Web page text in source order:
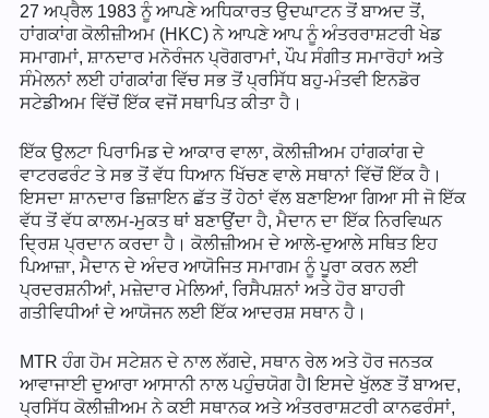
27 ਅਪ੍ਰੈਲ 1983 ਨੂੰ ਆਪਣੇ ਅਧਿਕਾਰਤ ਉਦਘਾਟਨ ਤੋਂ ਬਾਅਦ ਤੋਂ,
ਹਾਂਗਕਾਂਗ ਕੋਲੀਜ਼ੀਅਮ (HKC) ਨੇ ਆਪਣੇ ਆਪ ਨੂੰ ਅੰਤਰਰਾਸ਼ਟਰੀ ਖੇਡ
ਸਮਾਗਮਾਂ, ਸ਼ਾਨਦਾਰ ਮਨੋਰੰਜਨ ਪ੍ਰੋਗਰਾਮਾਂ, ਪੌਪ ਸੰਗੀਤ ਸਮਾਰੋਹਾਂ ਅਤੇ
ਸੰਮੇਲਨਾਂ ਲਈ ਹਾਂਗਕਾਂਗ ਵਿੱਚ ਸਭ ਤੋਂ ਪ੍ਰਸਿੱਧ ਬਹੁ-ਮੰਤਵੀ ਇਨਡੋਰ
ਸਟੇਡੀਅਮ ਵਿੱਚੋਂ ਇੱਕ ਵਜੋਂ ਸਥਾਪਿਤ ਕੀਤਾ ਹੈ।
ਇੱਕ ਉਲਟਾ ਪਿਰਾਮਿਡ ਦੇ ਆਕਾਰ ਵਾਲਾ, ਕੋਲੀਜ਼ੀਅਮ ਹਾਂਗਕਾਂਗ ਦੇ
ਵਾਟਰਫਰੰਟ ਤੇ ਸਭ ਤੋਂ ਵੱਧ ਧਿਆਨ ਖਿੱਚਣ ਵਾਲੇ ਸਥਾਨਾਂ ਵਿੱਚੋਂ ਇੱਕ ਹੈ।
ਇਸਦਾ ਸ਼ਾਨਦਾਰ ਡਿਜ਼ਾਇਨ ਛੱਤ ਤੋਂ ਹੇਠਾਂ ਵੱਲ ਬਣਾਇਆ ਗਿਆ ਸੀ ਜੋ ਇੱਕ
ਵੱਧ ਤੋਂ ਵੱਧ ਕਾਲਮ-ਮੁਕਤ ਥਾਂ ਬਣਾਉਂਦਾ ਹੈ, ਮੈਦਾਨ ਦਾ ਇੱਕ ਨਿਰਵਿਘਨ
ਦ੍ਰਿਸ਼ ਪ੍ਰਦਾਨ ਕਰਦਾ ਹੈ। ਕੋਲੀਜ਼ੀਅਮ ਦੇ ਆਲੇ-ਦੁਆਲੇ ਸਥਿਤ ਇਹ
ਪਿਆਜ਼ਾ, ਮੈਦਾਨ ਦੇ ਅੰਦਰ ਆਯੋਜਿਤ ਸਮਾਗਮ ਨੂੰ ਪੂਰਾ ਕਰਨ ਲਈ
ਪ੍ਰਦਰਸ਼ਨੀਆਂ, ਮਜ਼ੇਦਾਰ ਮੇਲਿਆਂ, ਰਿਸੈਪਸ਼ਨਾਂ ਅਤੇ ਹੋਰ ਬਾਹਰੀ
ਗਤੀਵਿਧੀਆਂ ਦੇ ਆਯੋਜਨ ਲਈ ਇੱਕ ਆਦਰਸ਼ ਸਥਾਨ ਹੈ।
MTR ਹੰਗ ਹੋਮ ਸਟੇਸ਼ਨ ਦੇ ਨਾਲ ਲੱਗਦੇ, ਸਥਾਨ ਰੇਲ ਅਤੇ ਹੋਰ ਜਨਤਕ
ਆਵਾਜਾਈ ਦੁਆਰਾ ਆਸਾਨੀ ਨਾਲ ਪਹੁੰਚਯੋਗ ਹੈI ਇਸਦੇ ਖੁੱਲਣ ਤੋਂ ਬਾਅਦ,
ਪ੍ਰਸਿੱਧ ਕੋਲੀਜ਼ੀਅਮ ਨੇ ਕਈ ਸਥਾਨਕ ਅਤੇ ਅੰਤਰਰਾਸ਼ਟਰੀ ਕਾਨਫਰੰਸਾਂ,